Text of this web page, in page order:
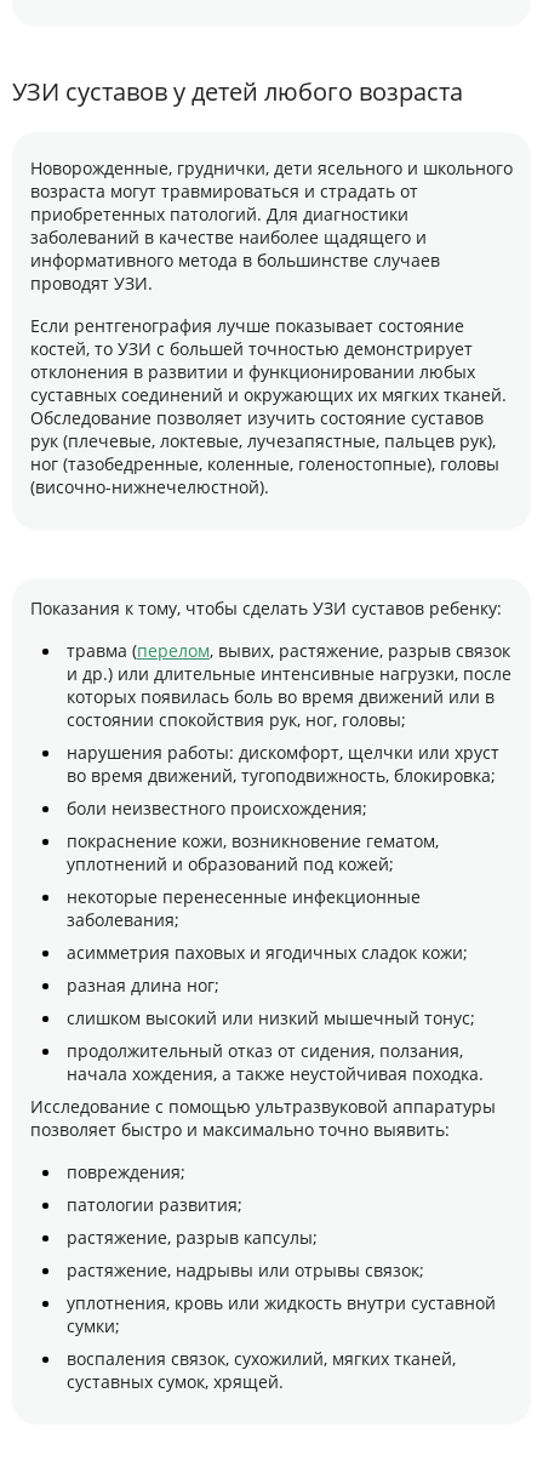
УЗИ суставов у детей любого возраста
Новорожденные, груднички, дети ясельного и школьного
возраста могут травмироваться и страдать от
приобретенных патологий. Для диагностики
заболеваний в качестве наиболее щадящего и
информативного метода в большинстве случаев
проводят УЗИ.
Если рентгенография лучше показывает состояние
костей, то УЗИ с большей точностью демонстрирует
отклонения в развитии и функционировании любых
суставных соединений и окружающих их мягких тканей.
Обследование позволяет изучить состояние суставов
рук (плечевые, локтевые, лучезапястные, пальцев рук),
ног (тазобедренные, коленные, голеностопные), головы
(височно-нижнечелюстной).
Показания к тому, чтобы сделать УЗИ суставов ребенку:
травма (перелом, вывих, растяжение, разрыв связок
и др.) или длительные интенсивные нагрузки, после
которых появилась боль во время движений или в
состоянии спокойствия рук, ног, головы;
нарушения работы: дискомфорт, щелчки или хруст
во время движений, тугоподвижность, блокировка;
боли неизвестного происхождения;
покраснение кожи, возникновение гематом,
уплотнений и образований под кожей;
некоторые перенесенные инфекционные
заболевания;
асимметрия паховых и ягодичных сладок кожи;
разная длина ног;
слишком высокий или низкий мышечный тонус;
продолжительный отказ от сидения, ползания,
начала хождения, а также неустойчивая походка.
Исследование с помощью ультразвуковой аппаратуры
позволяет быстро и максимально точно выявить:
повреждения;
патологии развития;
растяжение, разрыв капсулы;
растяжение, надрывы или отрывы связок;
уплотнения, кровь или жидкость внутри суставной
сумки;
воспаления связок, сухожилий, мягких тканей,
суставных сумок, хрящей.